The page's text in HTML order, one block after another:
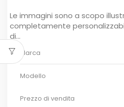
Le immagini sono a scopo
completamente
di...
Marca
Modello
Prezzo di vendita